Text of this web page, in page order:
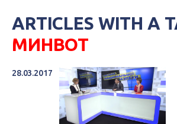
ARTICLES WITH A
МИНВОТ
28.03.2017